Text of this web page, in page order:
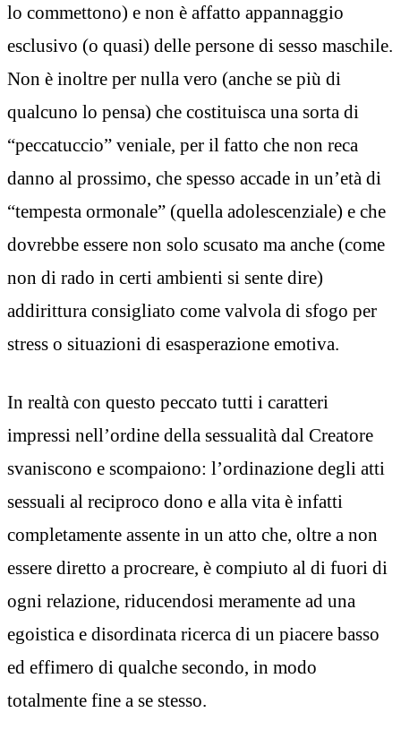
lo commettono) e non è affatto appannaggio
esclusivo (o quasi) delle persone di sesso maschile.
Non è inoltre per nulla vero (anche se più di
qualcuno lo pensa) che costituisca una sorta di
“peccatuccio” veniale, per il fatto che non reca
danno al prossimo, che spesso accade in un’età di
“tempesta ormonale” (quella adolescenziale) e che
dovrebbe essere non solo scusato ma anche (come
non di rado in certi ambienti si sente dire)
addirittura consigliato come valvola di sfogo per
stress o situazioni di esasperazione emotiva.
In realtà con questo peccato tutti i caratteri
impressi nell’ordine della sessualità dal Creatore
svaniscono e scompaiono: l’ordinazione degli atti
sessuali al reciproco dono e alla vita è infatti
completamente assente in un atto che, oltre a non
essere diretto a procreare, è compiuto al di fuori di
ogni relazione, riducendosi meramente ad una
egoistica e disordinata ricerca di un piacere basso
ed effimero di qualche secondo, in modo
totalmente fine a se stesso.